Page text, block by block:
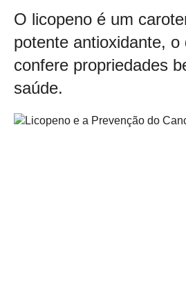
O licopeno é um
potente antioxidante, o
confere propriedades
saúde.